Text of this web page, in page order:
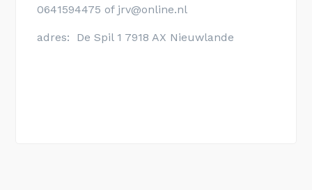
0641594475 of jrv@online.nl
adres: De Spil 1 7918 AX Nieuwlande